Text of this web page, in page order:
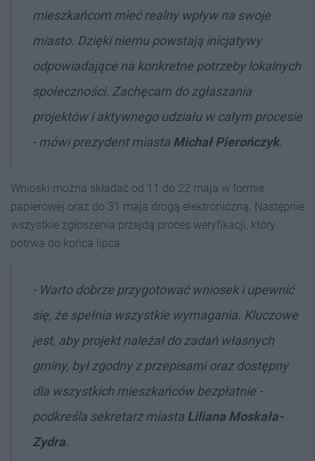
mieszkańcom mieć realny wpływ na swoje
miasto. Dzięki niemu powstają inicjatywy
odpowiadające na konkretne potrzeby lokalnych
społeczności. Zachęcam do zgłaszania
projektów i aktywnego udziału w całym procesie
- mówi prezydent miasta Michał Pierończyk.
Wnioski można składać od 11 do 22 maja w formie
papierowej oraz do 31 maja drogą elektroniczną. Następnie
wszystkie zgłoszenia przejdą proces weryfikacji, który
potrwa do końca lipca.
- Warto dobrze przygotować wniosek i upewnić
się, że spełnia wszystkie wymagania. Kluczowe
jest, aby projekt należał do zadań własnych
gminy, był zgodny z przepisami oraz dostępny
dla wszystkich mieszkańców bezpłatnie -
podkreśla sekretarz miasta Liliana Moskała-
Zydra.